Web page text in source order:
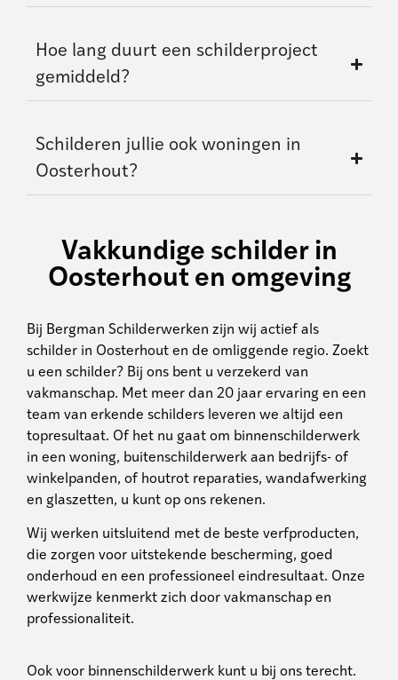
Hoe lang duurt een schilderproject
gemiddeld?
Schilderen jullie ook woningen in
Oosterhout?
Vakkundige schilder in
Oosterhout en omgeving
Bij Bergman Schilderwerken zijn wij actief als
schilder in Oosterhout en de omliggende regio. Zoekt
u een schilder? Bij ons bent u verzekerd van
vakmanschap. Met meer dan 20 jaar ervaring en een
team van erkende schilders leveren we altijd een
topresultaat. Of het nu gaat om binnenschilderwerk
in een woning, buitenschilderwerk aan bedrijfs- of
winkelpanden, of houtrot reparaties, wandafwerking
en glaszetten, u kunt op ons rekenen.
Wij werken uitsluitend met de beste verfproducten,
die zorgen voor uitstekende bescherming, goed
onderhoud en een professioneel eindresultaat. Onze
werkwijze kenmerkt zich door vakmanschap en
professionaliteit.
Ook voor binnenschilderwerk kunt u bij ons terecht.